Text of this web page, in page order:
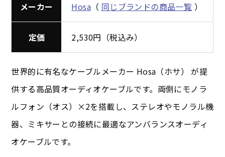
メーカー Hosa （ 同じブランドの商品一覧 ）
定価 2,530円（税込み）
世界的に有名なケーブルメーカー Hosa（ホサ） が提
供する高品質オーディオケーブルです。両側にモノラ
ルフォン（オス）×2を搭載し、ステレオやモノラル機
器、ミキサーとの接続に最適なアンバランスオーディ
オケーブルです。